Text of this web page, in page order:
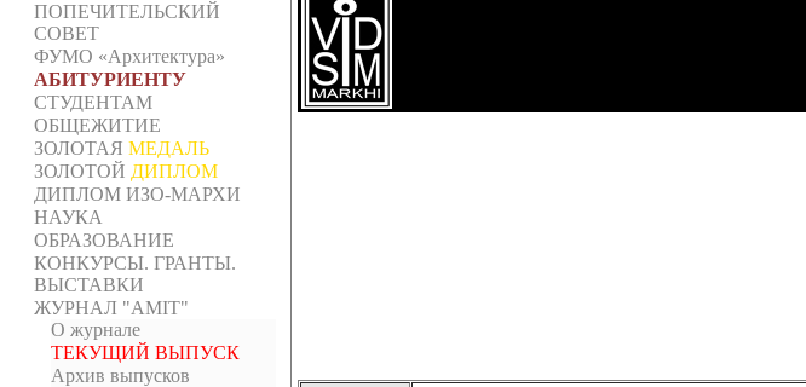
ПОПЕЧИТЕЛЬСКИЙ
СОВЕТ
ФУМО «Архитектура»
АБИТУРИЕНТУ
СТУДЕНТАМ
ОБЩЕЖИТИЕ
ЗОЛОТАЯ МЕДАЛЬ
ЗОЛОТОЙ ДИПЛОМ
ДИПЛОМ ИЗО-МАРХИ
НАУКА
ОБРАЗОВАНИЕ
КОНКУРСЫ. ГРАНТЫ.
ВЫСТАВКИ
ЖУРНАЛ "AMIT"
О журнале
ТЕКУЩИЙ ВЫПУСК
Архив выпусков